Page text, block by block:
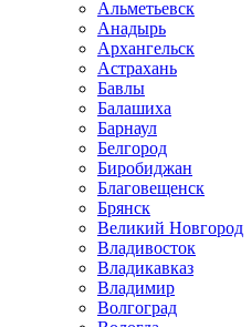
Альметьевск
Анадырь
Архангельск
Астрахань
Бавлы
Балашиха
Барнаул
Белгород
Биробиджан
Благовещенск
Брянск
Великий Новгород
Владивосток
Владикавказ
Владимир
Волгоград